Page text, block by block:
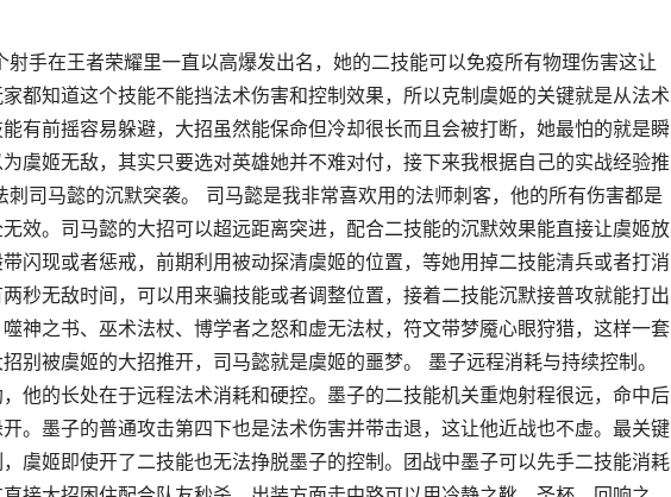
手在王者荣耀里一直以高爆发出名，她的二技能可以免疫所有物理伤害这让
都知道这个技能不能挡法术伤害和控制效果，所以克制虞姬的关键就是从法术
有前摇容易躲避，大招虽然能保命但冷却很长而且会被打断，她最怕的就是瞬
虞姬无敌，其实只要选对英雄她并不难对付，接下来我根据自己的实战经验推
司马懿的沉默突袭。 司马懿是我非常喜欢用的法师刺客，他的所有伤害都是
效。司马懿的大招可以超远距离突进，配合二技能的沉默效果能直接让虞姬放
闪现或者惩戒，前期利用被动探清虞姬的位置，等她用掉二技能清兵或者打消
秒无敌时间，可以用来骗技能或者调整位置，接着二技能沉默接普攻就能打出
神之书、巫术法杖、博学者之怒和虚无法杖，符文带梦魇心眼狩猎，这样一套
别被虞姬的大招推开，司马懿就是虞姬的噩梦。 墨子远程消耗与持续控制。
他的长处在于远程法术消耗和硬控。墨子的二技能机关重炮射程很远，命中后
。墨子的普通攻击第四下也是法术伤害并带击退，这让他近战也不虚。最关键
虞姬即使开了二技能也无法挣脱墨子的控制。团战中墨子可以先手二技能消耗